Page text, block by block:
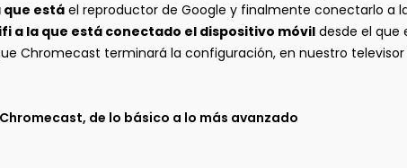
que está el reproductor de Google y finalmente conectarlo a
a la que está conectado el dispositivo móvil desde el que
Chromecast terminará la configuración, en nuestro
de lo básico a lo más avanzado